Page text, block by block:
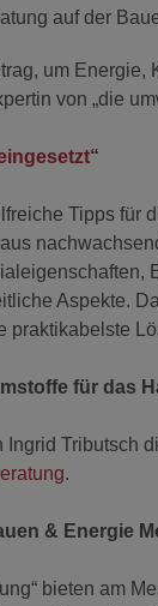
auf der
um
von „die
“
Tipps
Aspekte.
praktikabelste
für das
Ingrid Tributsch
.
& Energie
bieten am